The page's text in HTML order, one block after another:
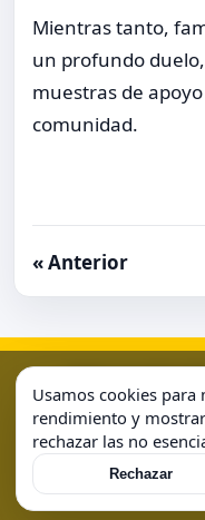
Mientras tanto,
un profundo
muestras de
comunidad.
« Anterior
Política de Cookies
© 2026 .
Usamos cookies
rendimiento y
rechazar las no
Rechazar